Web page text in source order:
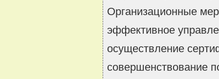
Организационные
эффективное
осуществление
совершенствование